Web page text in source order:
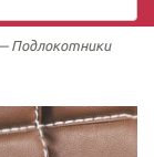
Подлокотники